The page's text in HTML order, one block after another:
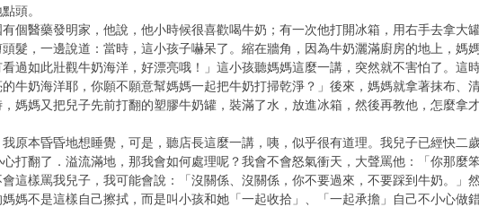
頭。
有個醫藥發明家，他說，他小時候很喜歡喝牛奶；有一次他打開冰箱，用右手去拿
髮，一邊說道：當時，這小孩子嚇呆了。縮在牆角，因為牛奶灑滿廚房的地上，媽
看過如此壯觀牛奶海洋，好漂亮哦！」這小孩聽媽媽這麼一講，突然就不害怕了。
牛奶海洋耶，你願不願意幫媽媽一起把牛奶打掃乾淨？」後來，媽媽就拿著抹布、
媽媽又把兒子先前打翻的塑膠牛奶罐，裝滿了水，放進冰箱，然後再教他，怎麼拿
原本昏昏地想睡覺，可是，聽店長這麼一講，咦，似乎很有道理。我兒子已經快二
打翻了．溢流滿地，那我會如何處理呢？我會不會怒氣衝天，大聲罵他：「你那麼
這樣罵我兒子，我可能會說：「沒關係、沒關係，你不要過來，不要踩到牛奶。」
媽不是這樣自己擦拭，而是叫小孩和她「一起收拾」、「一起承擔」自己不小心做